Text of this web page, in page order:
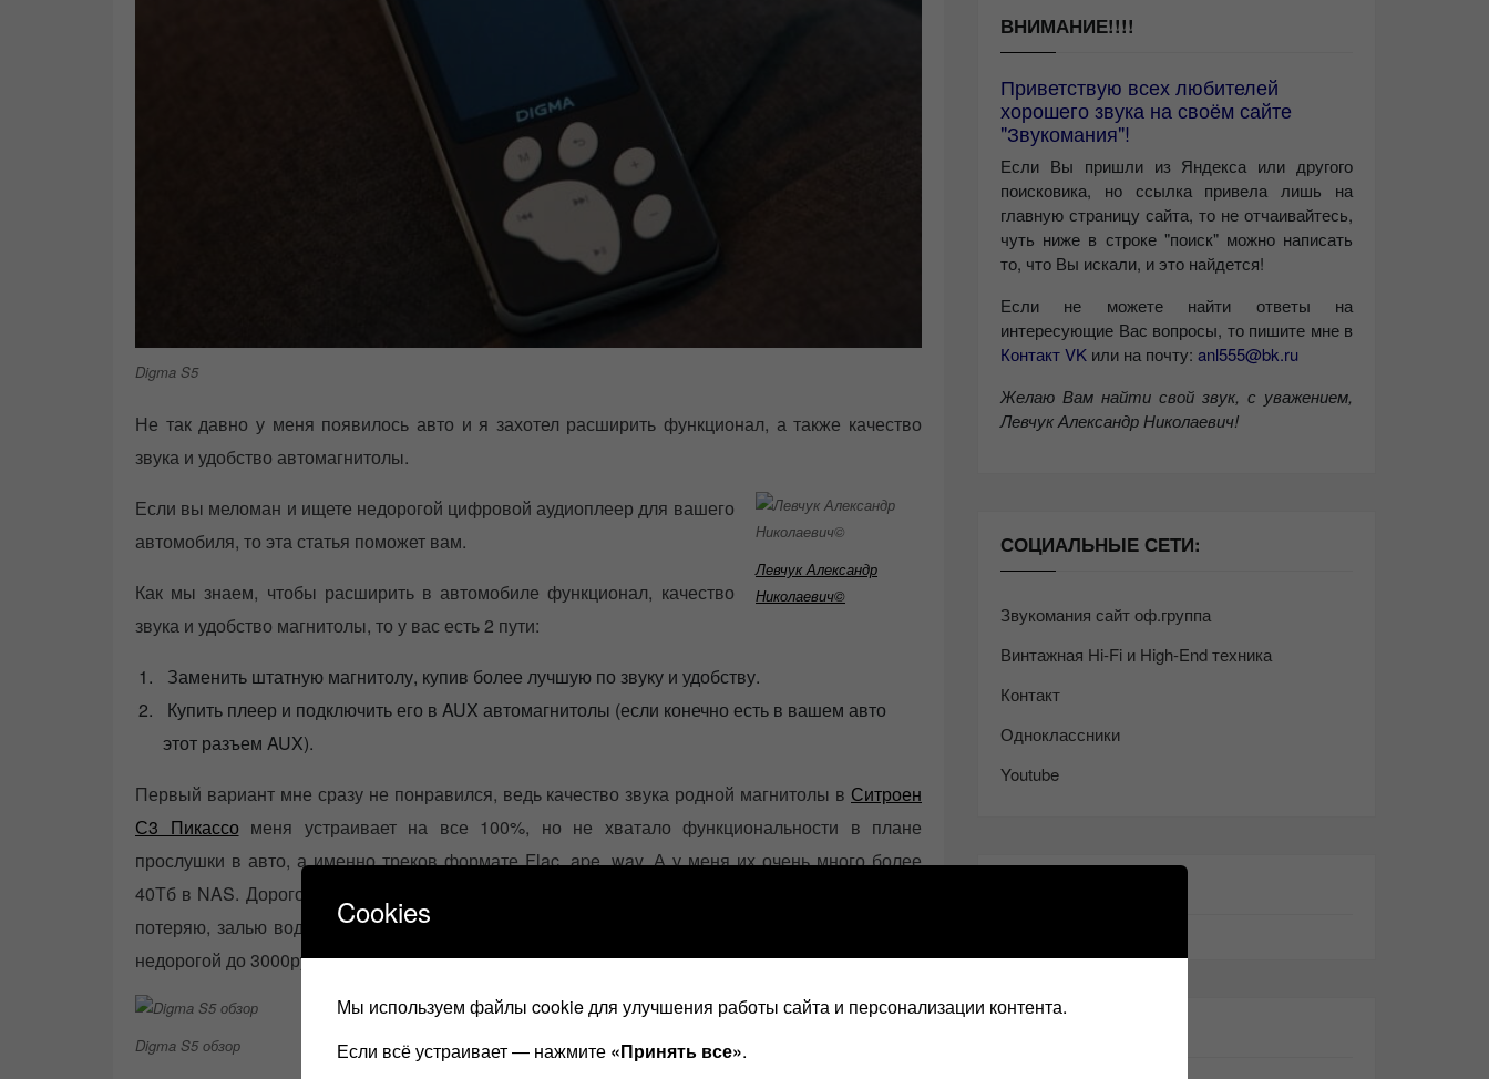
Digma S5
Не так давно у меня появилось авто и я захотел расширить функционал, а также качество
звука и удобство автомагнитолы.
Левчук Александр
Николаевич©
Если вы меломан и ищете недорогой цифровой аудиоплеер для вашего
автомобиля, то эта статья поможет вам.
Как мы знаем, чтобы расширить в автомобиле функционал, качество
звука и удобство магнитолы, то у вас есть 2 пути:
Заменить штатную магнитолу, купив более лучшую по звуку и удобству.
Купить плеер и подключить его в AUX автомагнитолы (если конечно есть в вашем авто
этот разъем AUX).
Первый вариант мне сразу не понравился, ведь качество звука родной магнитолы в Ситроен
С3 Пикассо меня устраивает на все 100%, но не хватало функциональности в плане
прослушки в авто, а именно треков формате Flac, ape, wav. А у меня их очень много более
40Тб в NAS. Дорогой плеер мне не хотелось, нужен был тот плеер, который вдруг если я его
потеряю, залью водой, разобью и т.п. Не жалко было бы потерянных денежных средств т.е.
недорогой до 3000руб.
Digma S5 обзор
ВНИМАНИЕ!!!!
Приветствую всех любителей
хорошего звука на своём сайте
"Звукомания"!
Если Вы пришли из Яндекса или другого
поисковика, но ссылка привела лишь на
главную страницу сайта, то не отчаивайтесь,
чуть ниже в строке "поиск" можно написать
то, что Вы искали, и это найдется!
Если не можете найти ответы на
интересующие Вас вопросы, то пишите мне в
Контакт VK или на почту: anl555@bk.ru
Желаю Вам найти свой звук, с уважением,
Левчук Александр Николаевич!
СОЦИАЛЬНЫЕ СЕТИ:
Звукомания сайт оф.группа
Винтажная Hi-Fi и High-End техника
Контакт
Одноклассники
Youtube
Cookies
Мы используем файлы cookie для улучшения работы сайта и персонализации контента.
Если всё устраивает — нажмите «Принять все».